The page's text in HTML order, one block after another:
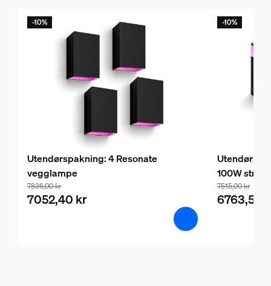
-10%
Utendørspakning: 4 Resonate
vegglampe
7836,00 kr
7052,40 kr
-10%
100W
7515,00 kr
6763,50